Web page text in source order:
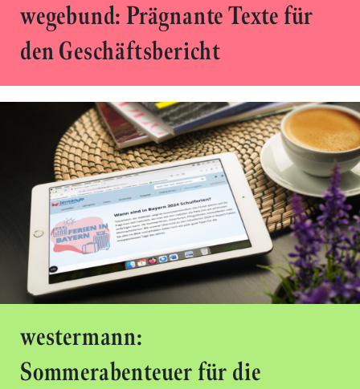
wegebund: Prägnante Texte für
den Geschäftsbericht
westermann:
Sommerabenteuer für die